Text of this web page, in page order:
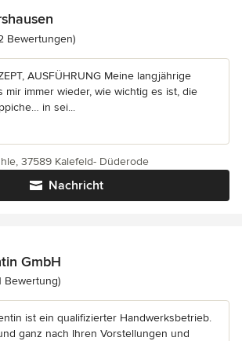
5 von 5 Sternen
Bewertungen)
AUSFÜHRUNG Meine langjährige
mir immer wieder, wie wichtig es ist, die
in sei...
Nachricht
37589 Kalefeld- Düderode
GmbH
5 von 5 Sternen
Bewertung)
ist ein qualifizierter Handwerksbetrieb.
ganz nach Ihren Vorstellungen und